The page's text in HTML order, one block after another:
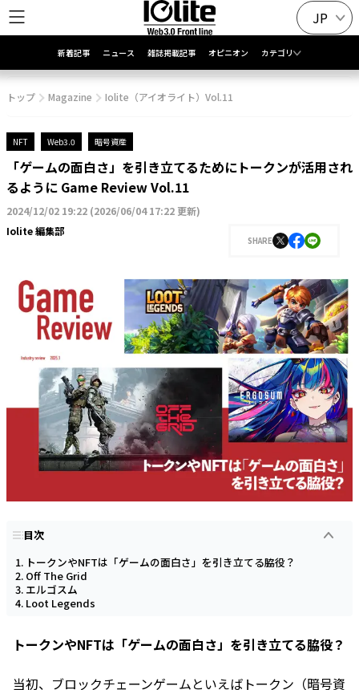
JP
新着記事 ニュース 雑誌掲載記事 オピニオン カテゴリ
トップ Magazine Iolite（アイオライト）Vol.11
NFT Web3.0 暗号資産
「ゲームの面白さ」を引き立てるためにトークンが活用され
るように Game Review Vol.11
2024/12/02 19:22 (2026/06/04 17:22 更新)
Iolite 編集部
SHARE
目次
トークンやNFTは「ゲームの面白さ」を引き立てる脇役？
Off The Grid
エルゴスム
Loot Legends
トークンやNFTは「ゲームの面白さ」を引き立てる脇役？
当初、ブロックチェーンゲームといえばトークン（暗号資